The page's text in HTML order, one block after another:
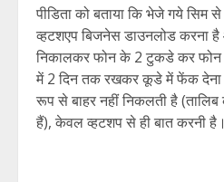
पीडिता को बताया कि भेजे गये सिम
व्हटशएप बिजनेस डाउनलोड करना
निकालकर फोन के 2 टुकडे कर फोन
में 2 दिन तक रखकर कूडे में फेंक देना
रूप से बाहर नहीं निकलती है
हैं), केवल व्हटशप से ही बात करनी है।